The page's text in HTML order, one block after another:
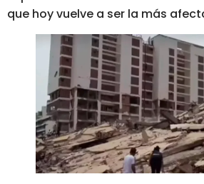
que hoy vuelve a ser la más